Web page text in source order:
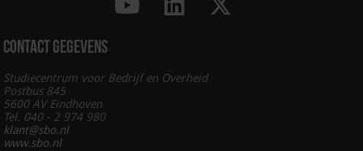
Contact gegevens
Studiecentrum voor Bedrijf en Overheid
Postbus 845
5600 AV Eindhoven
Tel. 040 - 2 974 980
klant@sbo.nl
www.sbo.nl